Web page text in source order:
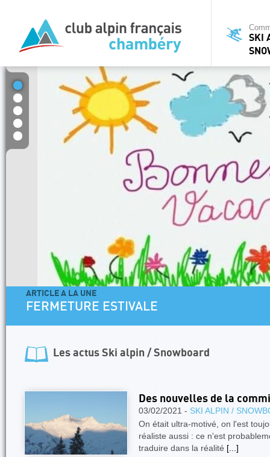
SKI
ARTICLE A LA UNE
FERMETURE ESTIVALE
Les actus Ski alpin / Snowboard
Des nouvelles de la
03/02/2021 - SKI ALPIN /
On était ultra-motivé, on l'est
réaliste aussi : ce n'est
traduire dans la réalité [...]